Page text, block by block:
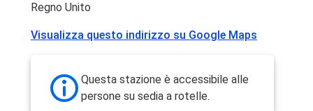
Regno Unito
Visualizza questo indirizzo su Google Maps
Questa stazione è accessibile alle
persone su sedia a rotelle.